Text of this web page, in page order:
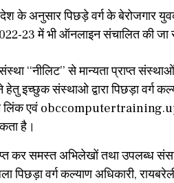
के अनुसार पिछड़े वर्ग के बेरोजगार
23 में भी ऑनलाइन संचालित की जा
‘‘नीलिट’’ से मान्यता प्राप्त संस्थाओं
इच्छुक संस्थाओ द्वारा पिछड़ा वर्ग
एवं
है।
कर समस्त अभिलेखों तथा उपलब्ध
पिछड़ा वर्ग कल्याण अधिकारी,